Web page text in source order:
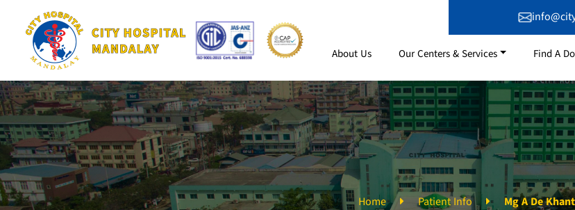
About Us Our Centers & Services Find A
Home Patient Info Mg A De Khant